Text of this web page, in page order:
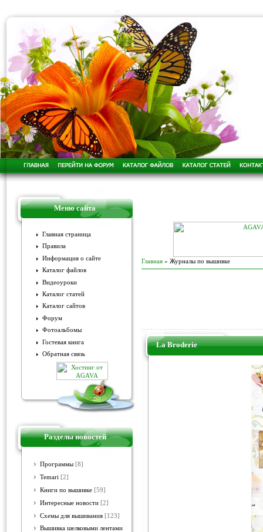
Меню сайта
Главная страница
Правила
Информация о сайте
Каталог файлов
Видеоуроки
Каталог статей
Каталог сайтов
Форум
Фотоальбомы
Гостевая книга
Обратная связь
Разделы новостей
Программы [8]
Temari [2]
Книги по вышивке [59]
Интересные новости [2]
Схемы для вышивания [123]
Вышивка шелковыми лентами
Главная » Журналы по вышивке
La Broderie